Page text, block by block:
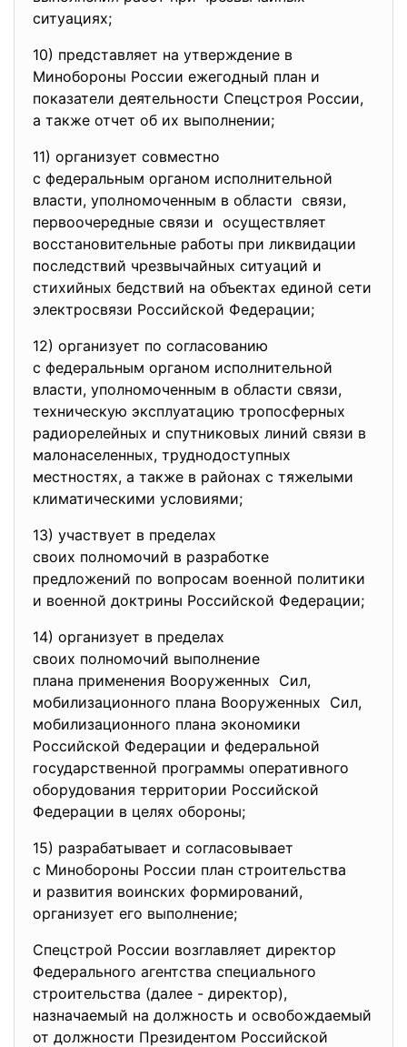
ситуациях;
10) представляет на утверждение в
Минобороны России ежегодный план и
показатели деятельности Спецстроя России,
а также отчет об их выполнении;
11) организует совместно
с федеральным органом исполнительной
власти, уполномоченным в области связи,
первоочередные связи и осуществляет
восстановительные работы при ликвидации
последствий чрезвычайных ситуаций и
стихийных бедствий на объектах единой сети
электросвязи Российской Федерации;
12) организует по согласованию
с федеральным органом исполнительной
власти, уполномоченным в области связи,
техническую эксплуатацию тропосферных
радиорелейных и спутниковых линий связи в
малонаселенных, труднодоступных
местностях, а также в районах с тяжелыми
климатическими условиями;
13) участвует в пределах
своих полномочий в разработке
предложений по вопросам военной политики
и военной доктрины Российской Федерации;
14) организует в пределах
своих полномочий выполнение
плана применения Вооруженных Сил,
мобилизационного плана Вооруженных Сил,
мобилизационного плана экономики
Российской Федерации и федеральной
государственной программы оперативного
оборудования территории Российской
Федерации в целях обороны;
15) разрабатывает и согласовывает
с Минобороны России план строительства
и развития воинских формирований,
организует его выполнение;
Спецстрой России возглавляет директор
Федерального агентства специального
строительства (далее - директор),
назначаемый на должность и освобождаемый
от должности Президентом Российской